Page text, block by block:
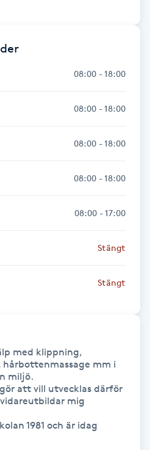
08:00 - 18:00
08:00 - 18:00
08:00 - 18:00
08:00 - 18:00
08:00 - 17:00
Stängt
Stängt
med klippning,
mm i
miljö.
att vill utvecklas därför
mig
1981 och är idag